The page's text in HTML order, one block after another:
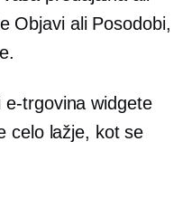
Objavi ali Posodobi,
e-trgovina widgete
celo lažje, kot se